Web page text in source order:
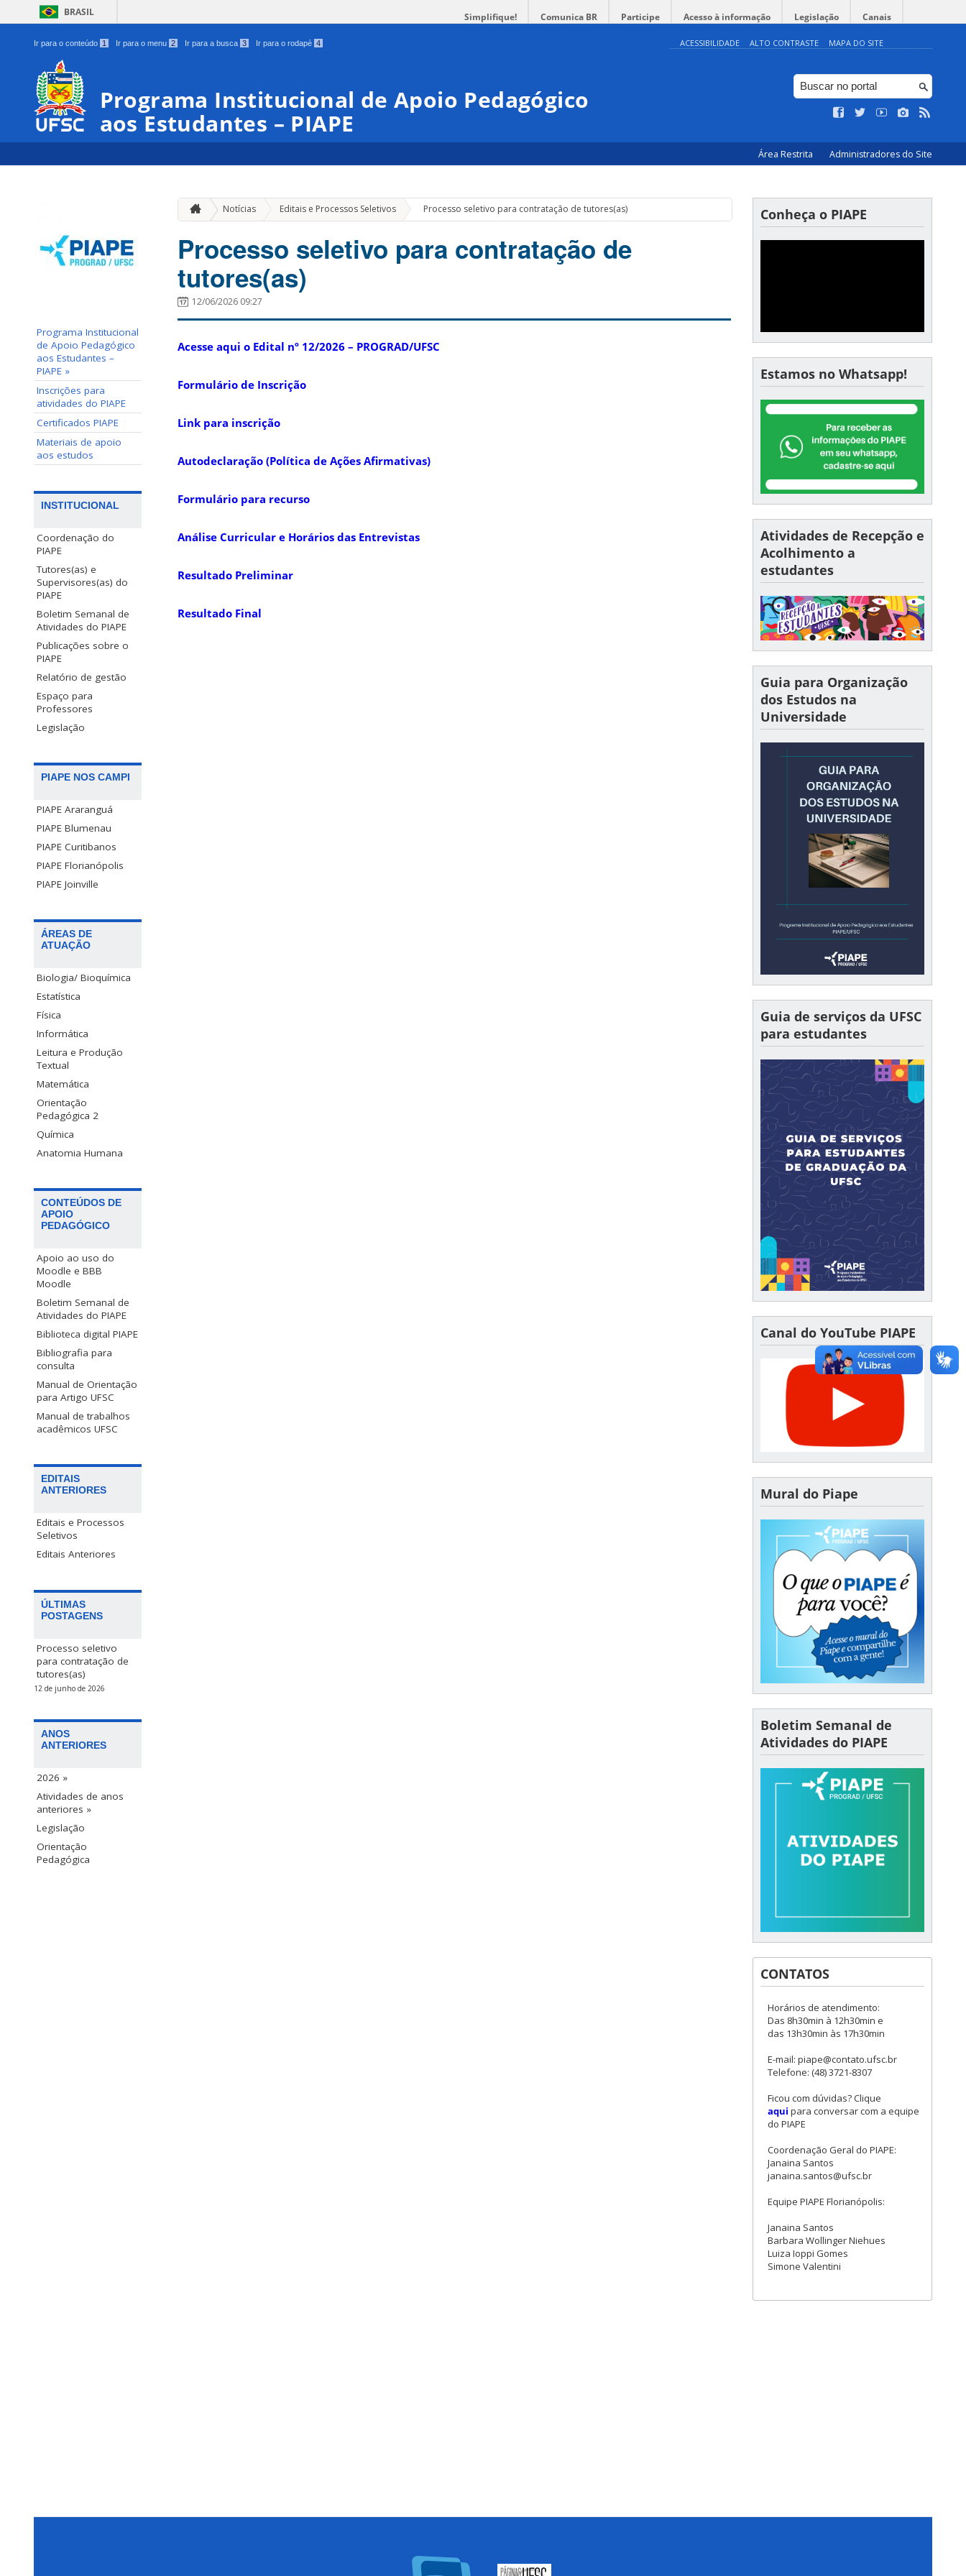
BRASIL Simplifique! Comunica BR Participe Acesso à informação Legislação Canais
Ir para o conteúdo 1 Ir para o menu 2 Ir para a busca 3 Ir para o rodapé 4 ACESSIBILIDADE ALTO CONTRASTE MAPA DO SITE
Programa Institucional de Apoio Pedagógico
aos Estudantes – PIAPE
Área Restrita Administradores do Site
Programa Institucional
de Apoio Pedagógico
aos Estudantes –
PIAPE »
Inscrições para
atividades do PIAPE
Certificados PIAPE
Materiais de apoio
aos estudos
INSTITUCIONAL
Coordenação do
PIAPE
Tutores(as) e
Supervisores(as) do
PIAPE
Boletim Semanal de
Atividades do PIAPE
Publicações sobre o
PIAPE
Relatório de gestão
Espaço para
Professores
Legislação
PIAPE NOS CAMPI
PIAPE Araranguá
PIAPE Blumenau
PIAPE Curitibanos
PIAPE Florianópolis
PIAPE Joinville
ÁREAS DE
ATUAÇÃO
Biologia/ Bioquímica
Estatística
Física
Informática
Leitura e Produção
Textual
Matemática
Orientação
Pedagógica 2
Química
Anatomia Humana
CONTEÚDOS DE
APOIO
PEDAGÓGICO
Apoio ao uso do
Moodle e BBB
Moodle
Boletim Semanal de
Atividades do PIAPE
Biblioteca digital PIAPE
Bibliografia para
consulta
Manual de Orientação
para Artigo UFSC
Manual de trabalhos
acadêmicos UFSC
EDITAIS
ANTERIORES
Editais e Processos
Seletivos
Editais Anteriores
ÚLTIMAS
POSTAGENS
Processo seletivo
para contratação de
tutores(as)
12 de junho de 2026
ANOS
ANTERIORES
2026 »
Atividades de anos
anteriores »
Legislação
Orientação
Pedagógica
Notícias Editais e Processos Seletivos » Processo seletivo para contratação de tutores(as)
Processo seletivo para contratação de
tutores(as)
12/06/2026 09:27
Acesse aqui o Edital nº 12/2026 – PROGRAD/UFSC
Formulário de Inscrição
Link para inscrição
Autodeclaração (Política de Ações Afirmativas)
Formulário para recurso
Análise Curricular e Horários das Entrevistas
Resultado Preliminar
Resultado Final
Conheça o PIAPE
Estamos no Whatsapp!
Atividades de Recepção e
Acolhimento a
estudantes
Guia para Organização
dos Estudos na
Universidade
Guia de serviços da UFSC
para estudantes
Canal do YouTube PIAPE
Mural do Piape
Boletim Semanal de
Atividades do PIAPE
CONTATOS
Horários de atendimento:
Das 8h30min à 12h30min e
das 13h30min às 17h30min
E-mail: piape@contato.ufsc.br
Telefone: (48) 3721-8307
Ficou com dúvidas? Clique
aqui para conversar com a equipe
do PIAPE
Coordenação Geral do PIAPE:
Janaina Santos
janaina.santos@ufsc.br
Equipe PIAPE Florianópolis:
Janaina Santos
Barbara Wollinger Niehues
Luiza Ioppi Gomes
Simone Valentini